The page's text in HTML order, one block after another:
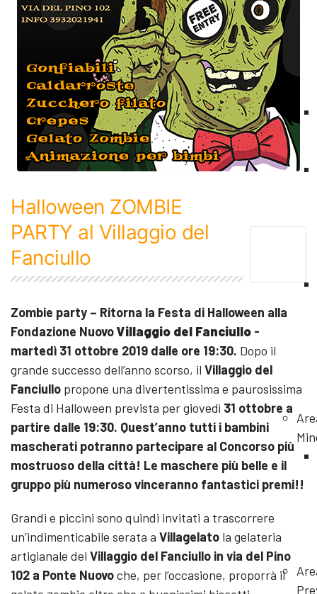
Halloween ZOMBIE
PARTY al Villaggio del
Fanciullo
Zombie party – Ritorna la Festa di Halloween alla
Fondazione NuovoVillaggio del Fanciullo -
martedì 31 ottobre 2019 dalle ore 19:30. Dopo il
grande successo dell’anno scorso, il Villaggio del
Fanciullo propone una divertentissima e paurosissima
Festa di Halloween prevista per giovedì 31 ottobre a
partire dalle 19:30. Quest’anno tutti i bambini
mascherati potranno partecipare al Concorso più
mostruoso della città! Le maschere più belle e il
gruppo più numeroso vinceranno fantastici premi!!
Grandi e piccini sono quindi invitati a trascorrere
un’indimenticabile serata a Villagelato la gelateria
artigianale del Villaggio del Fanciullo in via del Pino
102 a Ponte Nuovoche, per l’occasione, proporrà il